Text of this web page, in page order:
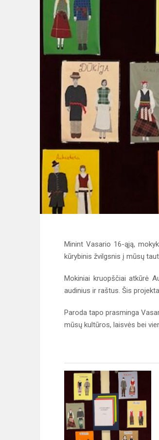
Minint Vasario 16-ąją,
kūrybinis žvilgsnis į mūsų
Mokiniai kruopščiai atkūrė
audinius ir raštus. Šis
Paroda tapo prasminga
mūsų kultūros, laisvės bei